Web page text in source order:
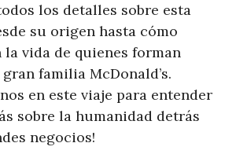
los detalles sobre esta
su origen hasta cómo
la vida de quienes forman
familia McDonald’s.
en este viaje para entender
sobre la humanidad detrás
negocios!